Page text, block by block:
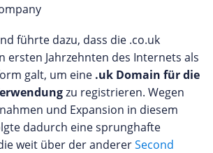
führte dazu, dass die .co.uk
ersten Jahrzehnten des Internets als
galt, um eine .uk Domain für die
zu registrieren. Wegen
und Expansion in diesem
dadurch eine sprunghafte
weit über der andererSecond